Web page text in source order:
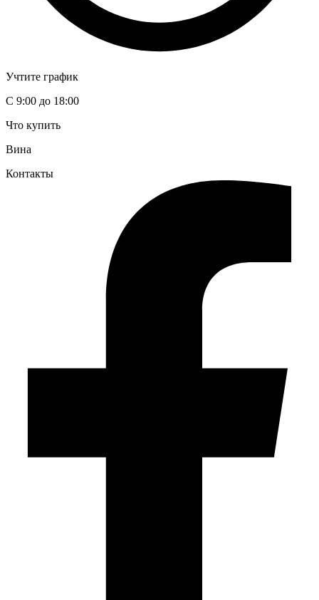
Учтите график
С 9:00 до 18:00
Что купить
Вина
Контакты